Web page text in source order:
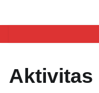
Aktivitas